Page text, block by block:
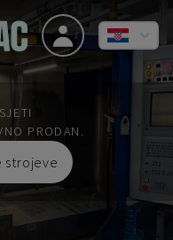
PRODAN.
strojeve